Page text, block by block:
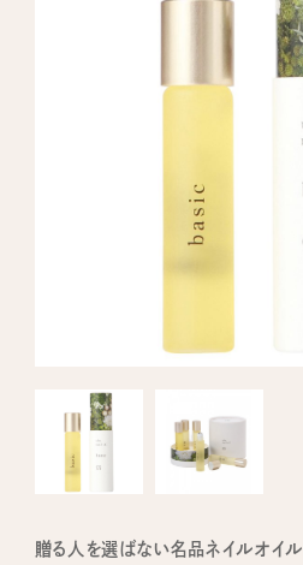
贈る人を選ばない名品ネイルオイル